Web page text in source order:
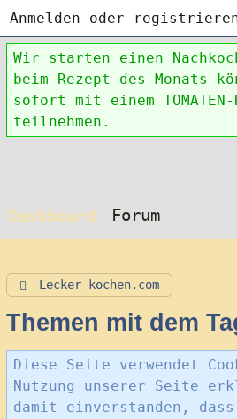
Anmelden oder
Wir starten einen
beim Rezept des Monats
sofort mit einem TOMATEN-
teilnehmen.
Dashboard Forum
Lecker-kochen.com
Themen mit dem
Diese Seite verwendet
Nutzung unserer Seite
damit einverstanden,